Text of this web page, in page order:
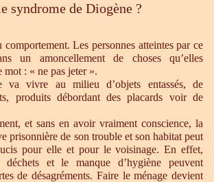
syndrome de Diogène ?
comportement. Les personnes atteintes par ce
un amoncellement de choses qu’elles
: « ne pas jeter ».
va vivre au milieu d’objets entassés, de
produits débordant des placards voir de
et sans en avoir vraiment conscience, la
prisonnière de son trouble et son habitat peut
pour elle et pour le voisinage. En effet,
déchets et le manque d’hygiène peuvent
de désagréments. Faire le ménage devient